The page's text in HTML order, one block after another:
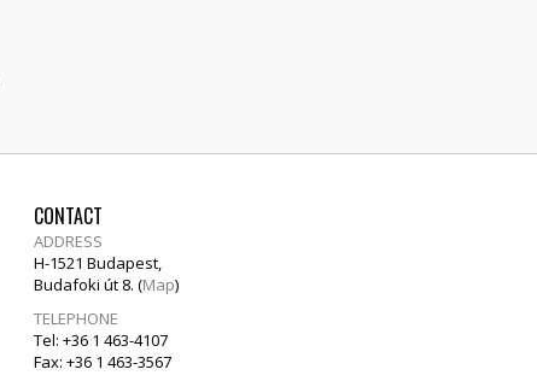
CONTACT
ADDRESS
H-1521 Budapest,
Budafoki út 8. (Map)
TELEPHONE
Tel: +36 1 463-4107
Fax: +36 1 463-3567